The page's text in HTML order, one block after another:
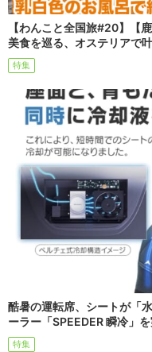
【わんこと全国旅#20】【
美食を巡る、オステリアで
特集
酷暑の運転席、シートが「
ーラー「SPEEDER 瞬冷」
特集